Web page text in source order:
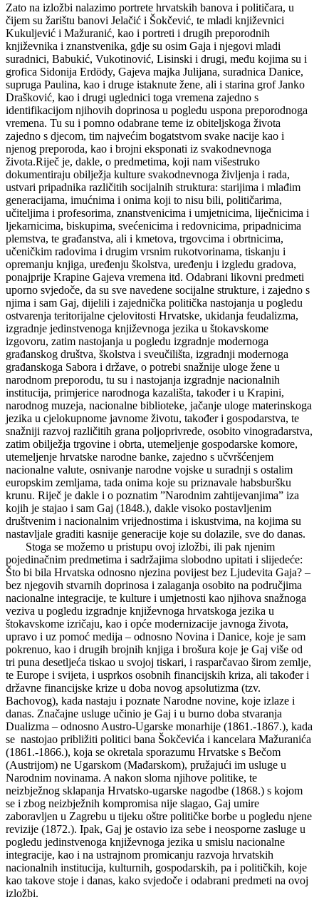
Zato na izložbi nalazimo portrete hrvatskih banova i političara, u
čijem su žarištu banovi Jelačić i Šokčević, te mladi književnici
Kukuljević i Mažuranić, kao i portreti i drugih preporodnih
književnika i znanstvenika, gdje su osim Gaja i njegovi mladi
suradnici, Babukić, Vukotinović, Lisinski i drugi, među kojima su i
grofica Sidonija Erdödy, Gajeva majka Julijana, suradnica Danice,
supruga Paulina, kao i druge istaknute žene, ali i starina grof Janko
Drašković, kao i drugi uglednici toga vremena zajedno s
identifikacijom njihovih doprinosa u pogledu uspona preporodnoga
vremena. Tu su i pomno odabrane teme iz obiteljskoga života
zajedno s djecom, tim najvećim bogatstvom svake nacije kao i
njenog preporoda, kao i brojni eksponati iz svakodnevnoga
života.Riječ je, dakle, o predmetima, koji nam višestruko
dokumentiraju obilježja kulture svakodnevnoga življenja i rada,
ustvari pripadnika različitih socijalnih struktura: starijima i mlađim
generacijama, imućnima i onima koji to nisu bili, političarima,
učiteljima i profesorima, znanstvenicima i umjetnicima, liječnicima i
ljekarnicima, biskupima, svećenicima i redovnicima, pripadnicima
plemstva, te građanstva, ali i kmetova, trgovcima i obrtnicima,
učeničkim radovima i drugim vrsnim rukotvorinama, tiskanju i
opremanju knjiga, uređenju školstva, uređenju i izgledu gradova,
ponajprije Krapine Gajeva vremena itd. Odabrani likovni predmeti
uporno svjedoče, da su sve navedene socijalne strukture, i zajedno s
njima i sam Gaj, dijelili i zajednička politička nastojanja u pogledu
ostvarenja teritorijalne cjelovitosti Hrvatske, ukidanja feudalizma,
izgradnje jedinstvenoga književnoga jezika u štokavskome
izgovoru, zatim nastojanja u pogledu izgradnje modernoga
građanskog društva, školstva i sveučilišta, izgradnji modernoga
građanskoga Sabora i države, o potrebi snažnije uloge žene u
narodnom preporodu, tu su i nastojanja izgradnje nacionalnih
institucija, primjerice narodnoga kazališta, također i u Krapini,
narodnog muzeja, nacionalne biblioteke, jačanje uloge materinskoga
jezika u cjelokupnome javnome životu, također i gospodarstva, te
snažniji razvoj različitih grana poljoprivrede, osobito vinogradarstva,
zatim obilježja trgovine i obrta, utemeljenje gospodarske komore,
utemeljenje hrvatske narodne banke, zajedno s učvršćenjem
nacionalne valute, osnivanje narodne vojske u suradnji s ostalim
europskim zemljama, tada onima koje su priznavale habsburšku
krunu. Riječ je dakle i o poznatim ”Narodnim zahtijevanjima” iza
kojih je stajao i sam Gaj (1848.), dakle visoko postavljenim
društvenim i nacionalnim vrijednostima i iskustvima, na kojima su
nastavljale graditi kasnije generacije koje su dolazile, sve do danas.
Stoga se možemo u pristupu ovoj izložbi, ili pak njenim
pojedinačnim predmetima i sadržajima slobodno upitati i slijedeće:
Što bi bila Hrvatska odnosno njezina povijest bez Ljudevita Gaja? –
bez njegovih stvarnih doprinosa i zalaganja osobito na područjima
nacionalne integracije, te kulture i umjetnosti kao njihova snažnoga
veziva u pogledu izgradnje književnoga hrvatskoga jezika u
štokavskome izričaju, kao i opće modernizacije javnoga života,
upravo i uz pomoć medija – odnosno Novina i Danice, koje je sam
pokrenuo, kao i drugih brojnih knjiga i brošura koje je Gaj više od
tri puna desetljeća tiskao u svojoj tiskari, i rasparčavao širom zemlje,
te Europe i svijeta, i usprkos osobnih financijskih kriza, ali također i
državne financijske krize u doba novog apsolutizma (tzv.
Bachovog), kada nastaju i poznate Narodne novine, koje izlaze i
danas. Značajne usluge učinio je Gaj i u burno doba stvaranja
Dualizma – odnosno Austro-Ugarske monarhije (1861.-1867.), kada
se nastojao približiti politici bana Šokčevića i kancelara Mažuranića
(1861.-1866.), koja se okretala sporazumu Hrvatske s Bečom
(Austrijom) ne Ugarskom (Mađarskom), pružajući im usluge u
Narodnim novinama. A nakon sloma njihove politike, te
neizbježnog sklapanja Hrvatsko-ugarske nagodbe (1868.) s kojom
se i zbog neizbježnih kompromisa nije slagao, Gaj umire
zaboravljen u Zagrebu u tijeku oštre političke borbe u pogledu njene
revizije (1872.). Ipak, Gaj je ostavio iza sebe i neosporne zasluge u
pogledu jedinstvenoga književnoga jezika u smislu nacionalne
integracije, kao i na ustrajnom promicanju razvoja hrvatskih
nacionalnih institucija, kulturnih, gospodarskih, pa i političkih, koje
kao takove stoje i danas, kako svjedoče i odabrani predmeti na ovoj
izložbi.